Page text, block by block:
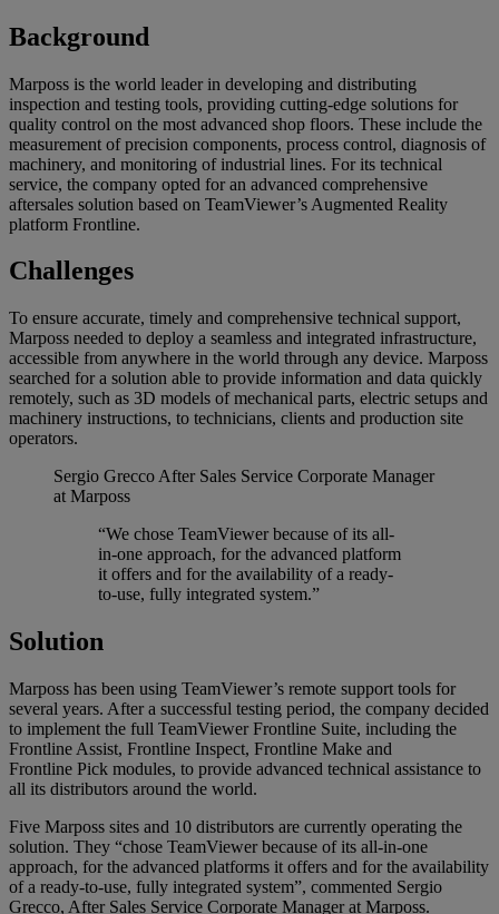
Background
Marposs is the world leader in developing and distributing
inspection and testing tools, providing cutting-edge solutions for
quality control on the most advanced shop floors. These include the
measurement of precision components, process control, diagnosis of
machinery, and monitoring of industrial lines. For its technical
service, the company opted for an advanced comprehensive
aftersales solution based on TeamViewer’s Augmented Reality
platform Frontline.
Challenges
To ensure accurate, timely and comprehensive technical support,
Marposs needed to deploy a seamless and integrated infrastructure,
accessible from anywhere in the world through any device. Marposs
searched for a solution able to provide information and data quickly
remotely, such as 3D models of mechanical parts, electric setups and
machinery instructions, to technicians, clients and production site
operators.
Sergio Grecco After Sales Service Corporate Manager
at Marposs
“We chose TeamViewer because of its all-
in-one approach, for the advanced platform
it offers and for the availability of a ready-
to-use, fully integrated system.”
Solution
Marposs has been using TeamViewer’s remote support tools for
several years. After a successful testing period, the company decided
to implement the full TeamViewer Frontline Suite, including the
Frontline Assist, Frontline Inspect, Frontline Make and
Frontline Pick modules, to provide advanced technical assistance to
all its distributors around the world.
Five Marposs sites and 10 distributors are currently operating the
solution. They “chose TeamViewer because of its all-in-one
approach, for the advanced platforms it offers and for the availability
of a ready-to-use, fully integrated system”, commented Sergio
Grecco, After Sales Service Corporate Manager at Marposs.